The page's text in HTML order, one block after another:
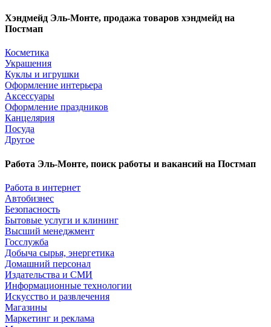
Хэндмейд Эль-Монте, продажа товаров хэндмейд на
Постмап
Косметика
Украшения
Куклы и игрушки
Оформление интерьера
Аксессуары
Оформление праздников
Канцелярия
Посуда
Другое
Работа Эль-Монте, поиск работы и вакансий на Постмап
Работа в интернет
Автобизнес
Безопасность
Бытовые услуги и клининг
Высший менеджмент
Госслужба
Добыча сырья, энергетика
Домашний персонал
Издательства и СМИ
Информационные технологии
Искусство и развлечения
Магазины
Маркетинг и реклама